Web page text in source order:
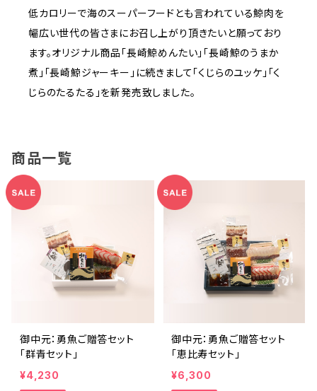
低カロリーで海のスーパーフードとも言われている鯨肉を
幅広い世代の皆さまにお召し上がり頂きたいと願っており
ます。オリジナル商品「長崎鯨めんたい」「長崎鯨のうまか
煮」「長崎鯨ジャーキー」に続きまして「くじらのユッケ」「く
じらのたるたる」を新発売致しました。
商品一覧
御中元：勇魚ご贈答セット
「群青セット」
¥4,230
御中元：勇魚ご贈答セット
「恵比寿セット」
¥6,300